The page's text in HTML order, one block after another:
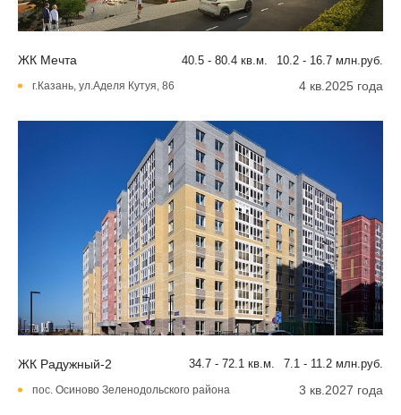
ЖК Мечта 40.5 - 80.4 кв.м. 10.2 - 16.7 млн.руб.
г.Казань, ул.Аделя Кутуя, 86 4 кв.2025 года
ЖК Радужный-2 34.7 - 72.1 кв.м. 7.1 - 11.2 млн.руб.
пос. Осиново Зеленодольского района 3 кв.2027 года